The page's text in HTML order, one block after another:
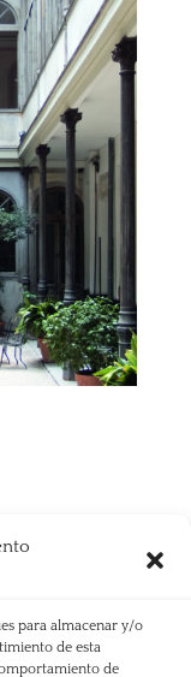
para almacenar y/o
de esta
de